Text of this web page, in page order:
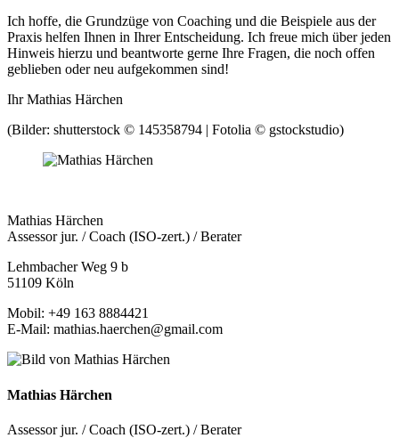
Ich hoffe, die Grundzüge von Coaching und die Beispiele aus der
Praxis helfen Ihnen in Ihrer Entscheidung. Ich freue mich über jeden
Hinweis hierzu und beantworte gerne Ihre Fragen, die noch offen
geblieben oder neu aufgekommen sind!
Ihr Mathias Härchen
(Bilder: shutterstock © 145358794 | Fotolia © gstockstudio)
Mathias Härchen
Assessor jur. / Coach (ISO-zert.) / Berater
Lehmbacher Weg 9 b
51109 Köln
Mobil: +49 163 8884421
E-Mail: mathias.haerchen@gmail.com
Mathias Härchen
Assessor jur. / Coach (ISO-zert.) / Berater